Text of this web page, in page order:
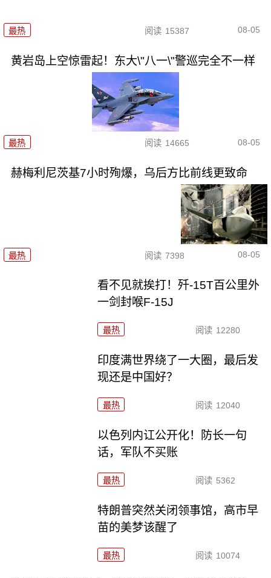
最热 阅读 15387 08-05
黄岩岛上空惊雷起！东大\"八一\"警巡完全不一样
最热 阅读 14665 08-05
赫梅利尼茨基7小时殉爆，乌后方比前线更致命
最热 阅读 7398 08-05
看不见就挨打！歼-15T百公里外
一剑封喉F-15J
最热 阅读 12280
印度满世界绕了一大圈，最后发
现还是中国好？
最热 阅读 12040
以色列内讧公开化！防长一句
话，军队不买账
最热 阅读 5362
特朗普突然关闭领事馆，高市早
苗的美梦该醒了
最热 阅读 10074